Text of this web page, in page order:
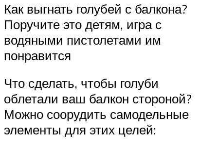
Как выгнать голубей с балкона?
Поручите это детям, игра с
водяными пистолетами им
понравится
Что сделать, чтобы голуби
облетали ваш балкон стороной?
Можно соорудить самодельные
элементы для этих целей: